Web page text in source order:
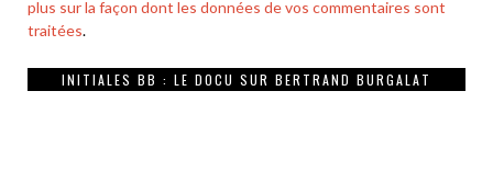
plus sur la façon dont les données de vos commentaires sont
traitées.
INITIALES BB : LE DOCU SUR BERTRAND BURGALAT